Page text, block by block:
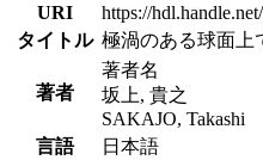
URI
https://
タイトル 極渦のある球面上
著者
著者名
坂上, 貴之
SAKAJO, Takashi
言語
日本語